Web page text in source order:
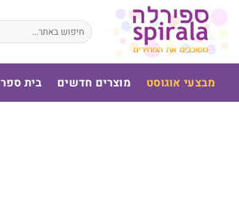
דלג
לתוכן
חיפוש
עבור:
מבצעי אוגוסט מוצרים חדשים בית ספר